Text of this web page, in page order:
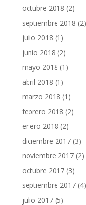
octubre 2018 (2)
septiembre 2018 (2)
julio 2018 (1)
junio 2018 (2)
mayo 2018 (1)
abril 2018 (1)
marzo 2018 (1)
febrero 2018 (2)
enero 2018 (2)
diciembre 2017(3)
noviembre 2017(2)
octubre 2017(3)
septiembre 2017(4)
julio 2017(5)